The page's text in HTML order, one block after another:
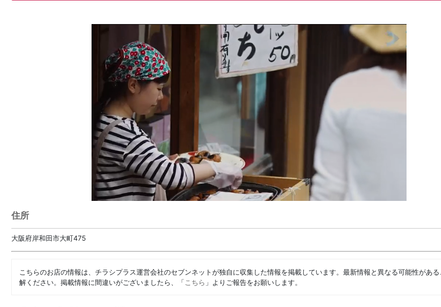
住所
大阪府岸和田市大町475
こちらのお店の情報は、チラシプラス運営会社のセブンネットが独自に収集した情報を掲載しています。最新情報と異なる可能性があ
解ください。掲載情報に間違いがございましたら、「こちら 」よりご報告をお願いします。